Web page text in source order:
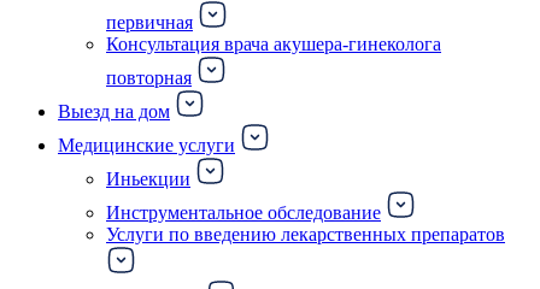
первичная
Консультация врача акушера-гинеколога
повторная
Выезд на дом
Медицинские услуги
Иньекции
Инструментальное обследование
Услуги по введению лекарственных препаратов